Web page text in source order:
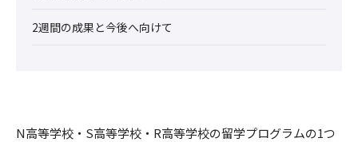
2週間の成果と今後へ向けて
N高等学校・S高等学校・R高等学校の留学プログラムの1つ